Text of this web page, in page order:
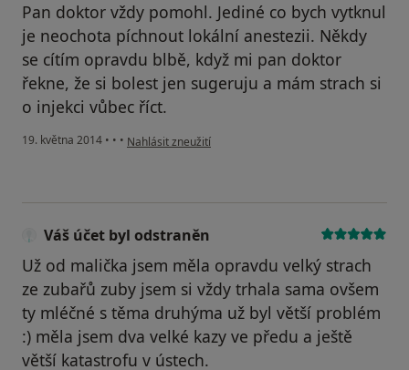
Pan doktor vždy pomohl. Jediné co bych vytknul
je neochota píchnout lokální anestezii. Někdy
se cítím opravdu blbě, když mi pan doktor
řekne, že si bolest jen sugeruju a mám strach si
o injekci vůbec říct.
19. května 2014 • • • podle názoru uživatele Váš účet byl odstraněn
Nahlásit zneužití
Váš účet byl odstraněn
Už od malička jsem měla opravdu velký strach
ze zubařů zuby jsem si vždy trhala sama ovšem
ty mléčné s těma druhýma už byl větší problém
:) měla jsem dva velké kazy ve předu a ještě
větší katastrofu v ústech.